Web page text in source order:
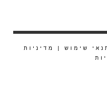
שימוש |
מדיניות